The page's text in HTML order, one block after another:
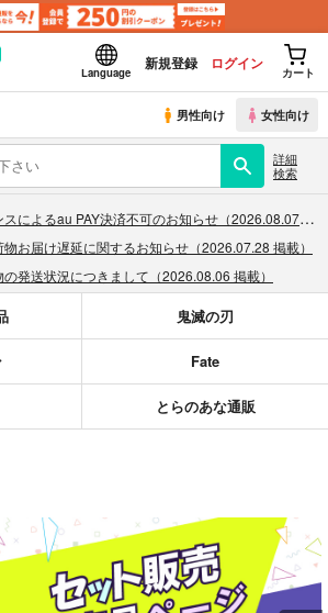
Language
新規登録 ログイン
カート
男性向け 女性向け
詳細
検索
によるau PAY決済不可のお知らせ（2026.08.07 掲載）
お届け遅延に関するお知らせ（2026.07.28 掲載）
発送状況につきまして（2026.08.06 掲載）
(月2)」一般会員様の利用再開のお知らせ（2026.02.05 掲載）
誌館」通販店頭受取サービス開始のお知らせ（2026.01.05 更新｜2025.12.30 掲載）
ント⇒とらコイン変換キャンペーン」終了のお知らせ（2025.11.21 掲載）
制改定のお知らせ（2024.11.20 掲載）
鬼滅の刃
Fate
とらのあな通販